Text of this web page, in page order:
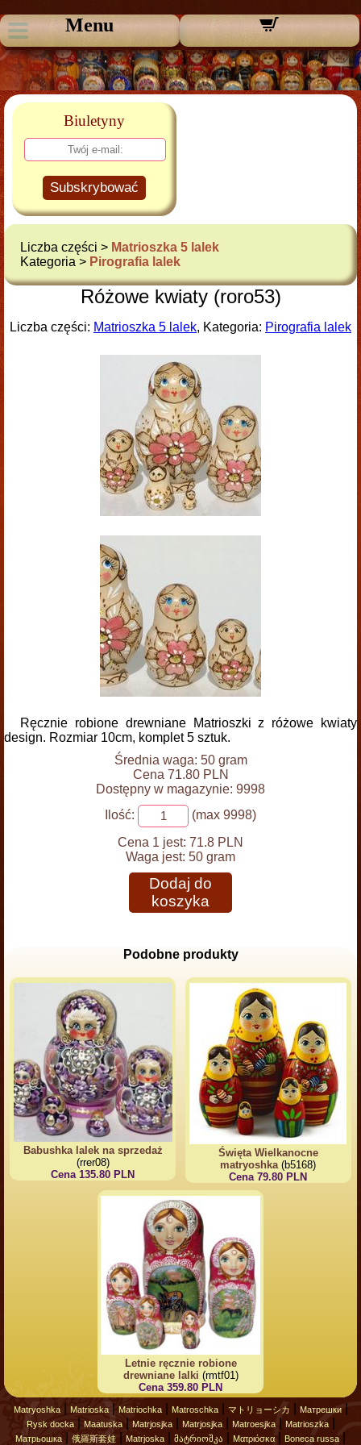
Menu
Biuletyny
Subskrybować
Liczba części > Matrioszka 5 lalek
Kategoria > Pirografia lalek
Różowe kwiaty (roro53)
Liczba części: Matrioszka 5 lalek, Kategoria: Pirografia lalek
Ręcznie robione drewniane Matrioszki z różowe kwiaty
design. Rozmiar 10cm, komplet 5 sztuk.
Średnia waga: 50 gram
Cena 71.80 PLN
Dostępny w magazynie: 9998
Ilość:
(max 9998)
Cena 1 jest: 71.8 PLN
Waga jest: 50 gram
Dodaj do
koszyka
Podobne produkty
Babushka lalek na sprzedaż
(rrer08)
Cena 135.80 PLN
Święta Wielkanocne
matryoshka(b5168)
Cena 79.80 PLN
Letnie ręcznie robione
drewniane lalki (rmtf01)
Cena 359.80 PLN
Matryoshka| Matrioska| Matriochka| Matroschka| マトリョーシカ Матрешки|
Rysk docka| Maatuska| Matrjosjka| Matrjosjka| Matroesjka| Matrioszka|
Матрьошка 俄羅斯套娃 Matrjoska მატრიოშკა Ματριόσκα Boneca russa